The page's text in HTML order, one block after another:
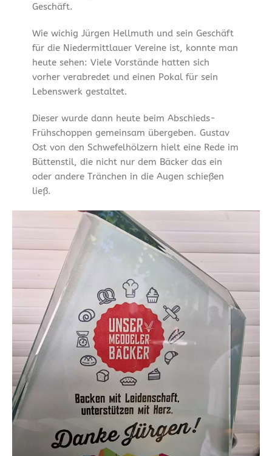
Geschäft.
Wie wichig Jürgen Hellmuth und sein Geschäft
für die Niedermittlauer Vereine ist, konnte man
heute sehen: Viele Vorstände hatten sich
vorher verabredet und einen Pokal für sein
Lebenswerk gestaltet.
Dieser wurde dann heute beim Abschieds-
Frühschoppen gemeinsam übergeben. Gustav
Ost von den Schwefelhölzern hielt eine Rede im
Büttenstil, die nicht nur dem Bäcker das ein
oder andere Tränchen in die Augen schießen
ließ.